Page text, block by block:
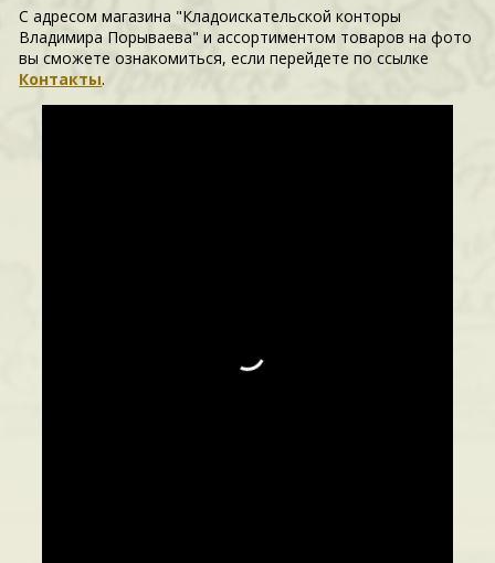
С адресом магазина "Кладоискательской конторы
Владимира Порываева" и ассортиментом товаров на фото
вы сможете ознакомиться, если перейдете по ссылке
Контакты.